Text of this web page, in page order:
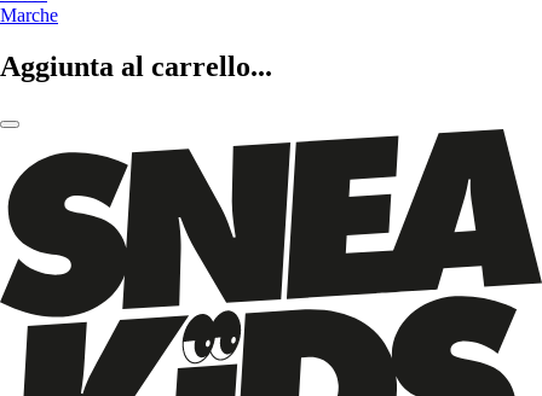
Marche
Aggiunta al carrello...